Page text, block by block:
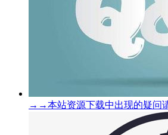
→→本站资源下载中出现的疑问